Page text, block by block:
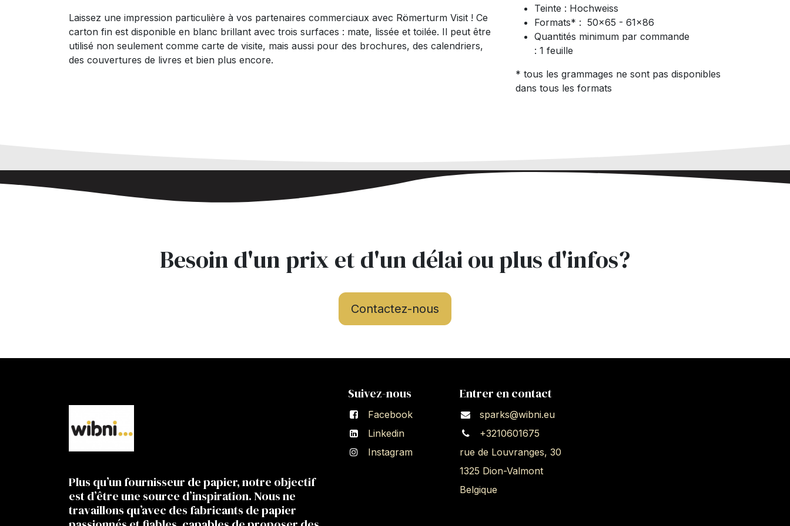
Laissez une impression particulière à vos partenaires commerciaux avec Römerturm Visit ! Ce
carton fin est disponible en blanc brillant avec trois surfaces : mate, lissée et toilée. Il peut être
utilisé non seulement comme carte de visite, mais aussi pour des brochures, des calendriers,
des couvertures de livres et bien plus encore.
Teinte : Hochweiss
Formats* : 50x65 - 61x86
Quantités minimum par commande
: 1 feuille
* tous les grammages ne sont pas disponibles
dans tous les formats
Besoin d'un prix et d'un délai ou plus d'infos?
Contactez-nous
Plus qu’un fournisseur de papier, notre objectif
est d’être une source d’inspiration. Nous ne
travaillons qu’avec des fabricants de papier
Suivez-nous
Facebook
Linkedin
Instagram
Entrer en contact
sparks@wibni.eu
+3210601675
rue de Louvranges, 30
1325 Dion-Valmont
Belgique